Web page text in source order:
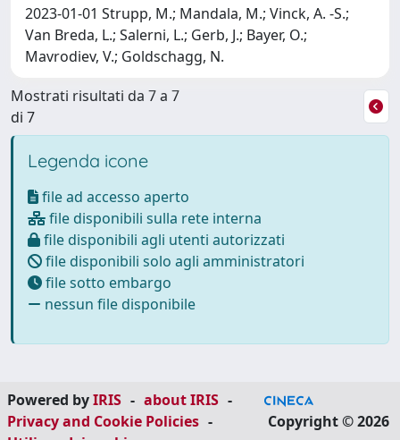
2023-01-01 Strupp, M.; Mandala, M.; Vinck, A. -S.;
Van Breda, L.; Salerni, L.; Gerb, J.; Bayer, O.;
Mavrodiev, V.; Goldschagg, N.
Mostrati risultati da 7 a 7
di 7
Legenda icone
file ad accesso aperto
file disponibili sulla rete interna
file disponibili agli utenti autorizzati
file disponibili solo agli amministratori
file sotto embargo
nessun file disponibile
Powered byIRIS - about IRIS -
Privacy and Cookie Policies -
Copyright © 2026